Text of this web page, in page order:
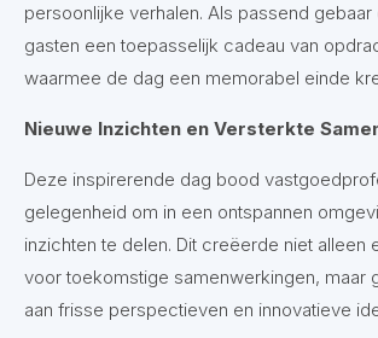
persoonlijke verhalen. Als passend gebaar
gasten een toepasselijk cadeau van
waarmee de dag een memorabel einde
Nieuwe Inzichten en Versterkte
Deze inspirerende dag bood
gelegenheid om in een ontspannen
inzichten te delen. Dit creëerde niet alleen
voor toekomstige samenwerkingen, maar
aan frisse perspectieven en innovatieve